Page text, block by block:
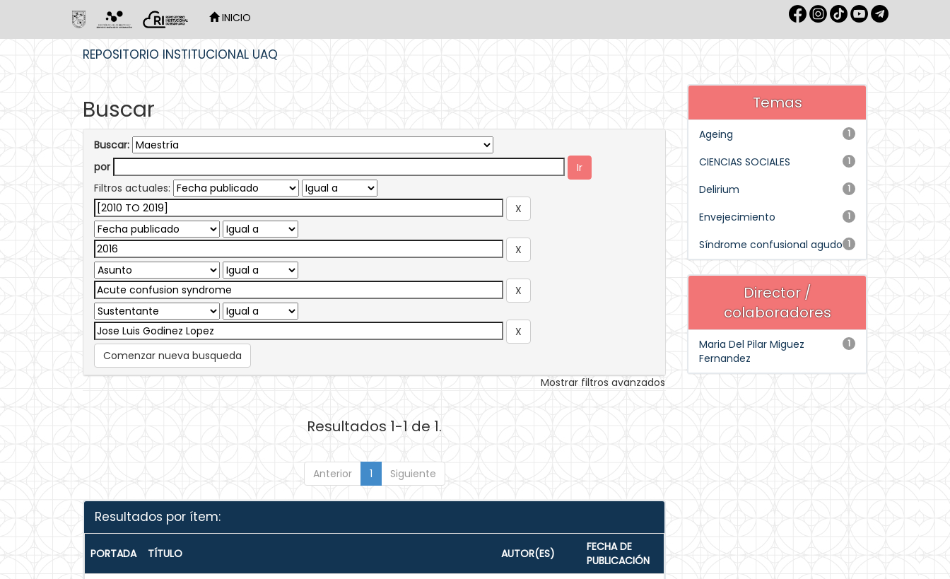
INICIO
REPOSITORIO INSTITUCIONAL UAQ
Buscar
Buscar:
por
Filtros actuales:
Comenzar nueva busqueda
Mostrar filtros avanzados
Resultados 1-1 de 1.
Anterior 1 Siguiente
Resultados por ítem:
PORTADA TÍTULO AUTOR(ES)
FECHA DE
PUBLICACIÓN
Temas
1
Ageing
1
CIENCIAS SOCIALES
1
Delirium
1
Envejecimiento
1
Síndrome confusional agudo
Director /
colaboradores
1
Maria Del Pilar Miguez
Fernandez